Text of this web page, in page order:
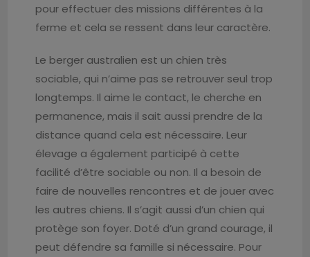
pour effectuer des missions différentes à la
ferme et cela se ressent dans leur caractère.
Le berger australien est un chien très
sociable, qui n’aime pas se retrouver seul trop
longtemps. Il aime le contact, le cherche en
permanence, mais il sait aussi prendre de la
distance quand cela est nécessaire. Leur
élevage a également participé à cette
facilité d’être sociable ou non. Il a besoin de
faire de nouvelles rencontres et de jouer avec
les autres chiens. Il s’agit aussi d’un chien qui
protège son foyer. Doté d’un grand courage, il
peut défendre sa famille si nécessaire. Pour